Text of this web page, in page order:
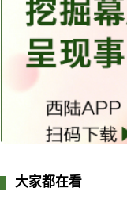
大家都在看